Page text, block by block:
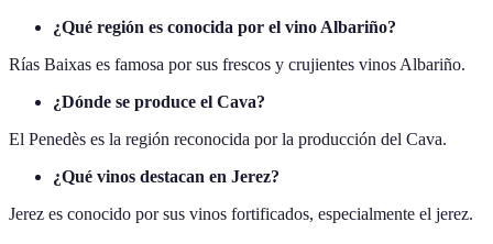
¿Qué región es conocida por el vino Albariño?
Rías Baixas es famosa por sus frescos y crujientes vinos Albariño.
¿Dónde se produce el Cava?
El Penedès es la región reconocida por la producción del Cava.
¿Qué vinos destacan en Jerez?
Jerez es conocido por sus vinos fortificados, especialmente el jerez.